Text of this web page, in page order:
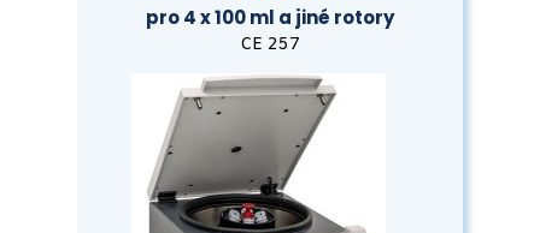
pro 4 x 100 ml a jiné rotory
CE 257